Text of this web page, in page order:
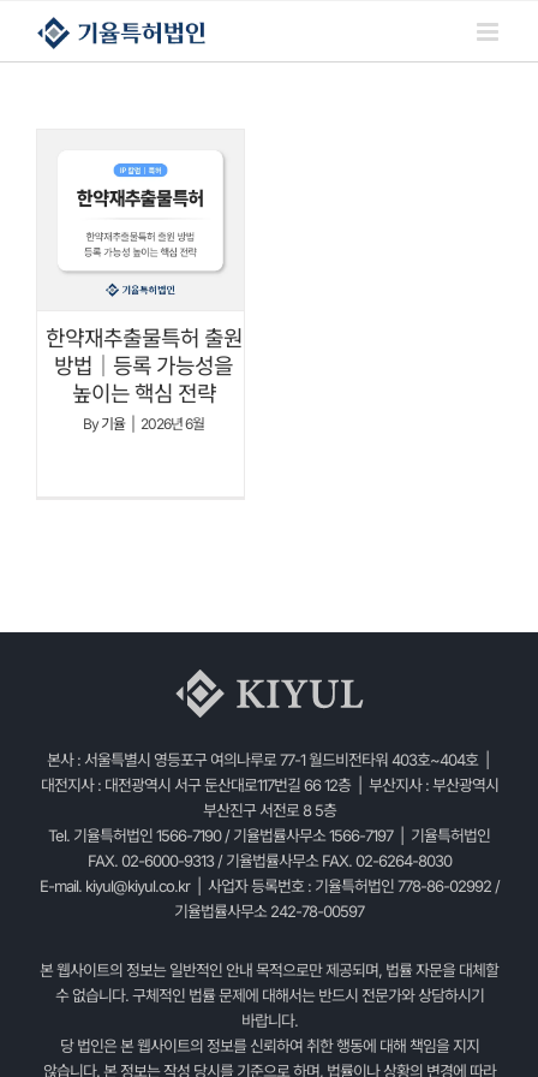
콘텐츠로
건너뛰기
한약재추출물특허 출원
방법｜등록 가능성을
높이는 핵심 전략
By기율 2026년 6월
본사 : 서울특별시 영등포구 여의나루로 77-1 월드비전타워 403호~404호 |
대전지사 : 대전광역시 서구 둔산대로117번길 66 12층 | 부산지사 : 부산광역시
부산진구 서전로 8 5층
Tel. 기율특허법인 1566-7190 / 기율법률사무소 1566-7197 | 기율특허법인
FAX. 02-6000-9313 / 기율법률사무소 FAX. 02-6264-8030
E-mail. kiyul@kiyul.co.kr| 사업자 등록번호 : 기율특허법인 778-86-02992 /
기율법률사무소 242-78-00597
본 웹사이트의 정보는 일반적인 안내 목적으로만 제공되며, 법률 자문을 대체할
수 없습니다. 구체적인 법률 문제에 대해서는 반드시 전문가와 상담하시기
바랍니다.
당 법인은 본 웹사이트의 정보를 신뢰하여 취한 행동에 대해 책임을 지지
않습니다. 본 정보는 작성 당시를 기준으로 하며, 법률이나 상황의 변경에 따라